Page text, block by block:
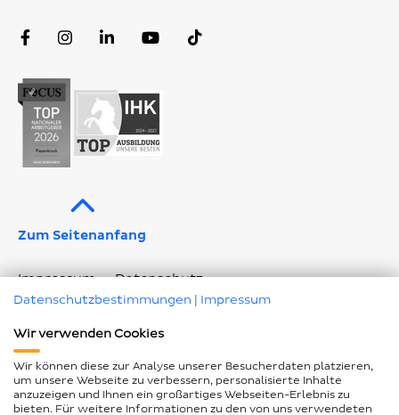
FacebookInstagram
LinkedInYouTube
Zum Seitenanfang
Impressum
Datenschutz
Geschlechtergerechte Sprache
Barrierefreiheitserklärung
Cookie Einstellungen ändern
Datenschutzbestimmungen | Impressum
Wir verwenden Cookies
Wir können diese zur Analyse unserer Besucherdaten platzieren,
um unsere Webseite zu verbessern, personalisierte Inhalte
anzuzeigen und Ihnen ein großartiges Webseiten-Erlebnis zu
bieten. Für weitere Informationen zu den von uns verwendeten